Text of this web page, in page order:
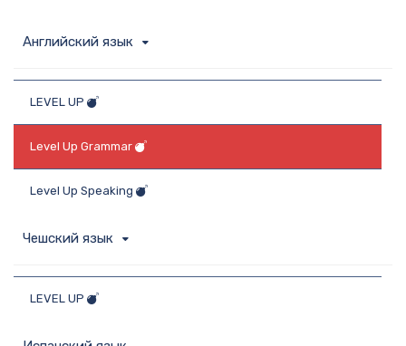
Английский язык
LEVEL UP
Level Up Grammar
Level Up Speaking
Чешский язык
LEVEL UP